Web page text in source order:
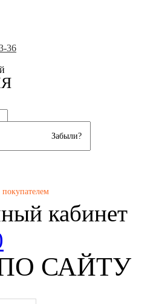
36
Забыли?
кабинет
САЙТУ